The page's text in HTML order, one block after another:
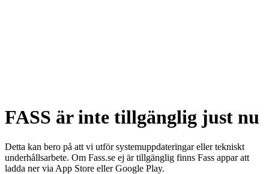
FASS är inte tillgänglig just nu
Detta kan bero på att vi utför systemuppdateringar eller tekniskt
underhållsarbete. Om Fass.se ej är tillgänglig finns Fass appar att
ladda ner via App Store eller Google Play.